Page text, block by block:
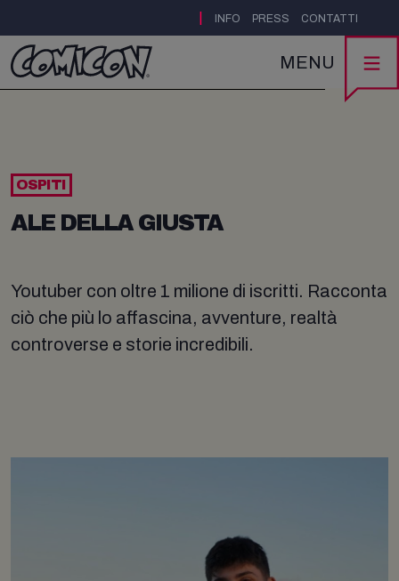
INFO PRESS CONTATTI
MENU
OSPITI
ALE DELLA GIUSTA
Youtuber con oltre 1 milione di iscritti. Racconta
ciò che più lo affascina, avventure, realtà
controverse e storie incredibili.